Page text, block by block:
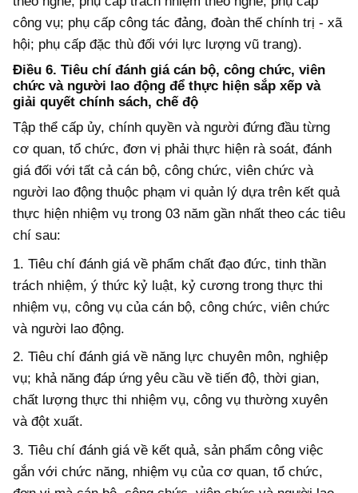
công vụ; phụ cấp công tác đảng, đoàn thế chính trị - xã
hội; phụ cấp đặc thù đối với lực lượng vũ trang).
Điều 6. Tiêu chí đánh giá cán bộ, công chức, viên
chức và người lao động để thực hiện sắp xếp và
giải quyết chính sách, chế độ
Tập thể cấp ủy, chính quyền và người đứng đầu từng
cơ quan, tổ chức, đơn vị phải thực hiện rà soát, đánh
giá đối với tất cả cán bộ, công chức, viên chức và
người lao động thuộc phạm vi quản lý dựa trên kết quả
thực hiện nhiệm vụ trong 03 năm gần nhất theo các tiêu
chí sau:
1. Tiêu chí đánh giá về phẩm chất đạo đức, tinh thần
trách nhiệm, ý thức kỷ luật, kỷ cương trong thực thi
nhiệm vụ, công vụ của cán bộ, công chức, viên chức
và người lao động.
2. Tiêu chí đánh giá về năng lực chuyên môn, nghiệp
vụ; khả năng đáp ứng yêu cầu về tiến độ, thời gian,
chất lượng thực thi nhiệm vụ, công vụ thường xuyên
và đột xuất.
3. Tiêu chí đánh giá về kết quả, sản phẩm công việc
gắn với chức năng, nhiệm vụ của cơ quan, tổ chức,